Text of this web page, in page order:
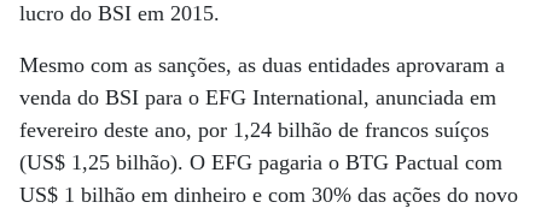
lucro do BSI em 2015.
Mesmo com as sanções, as duas entidades aprovaram a
venda do BSI para o EFG International, anunciada em
fevereiro deste ano, por 1,24 bilhão de francos suíços
(US$ 1,25 bilhão). O EFG pagaria o BTG Pactual com
US$ 1 bilhão em dinheiro e com 30% das ações do novo